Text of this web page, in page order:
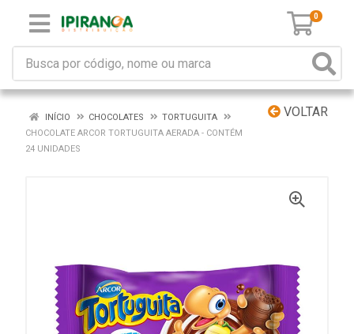
0
VOLTAR
INÍCIO CHOCOLATES
TORTUGUITA
CHOCOLATE ARCOR TORTUGUITA AERADA - CONTÉM
24 UNIDADES